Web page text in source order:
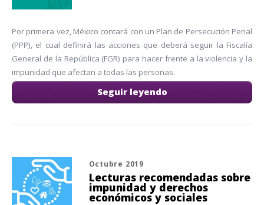
Por primera vez, México contará con un Plan de Persecución Penal
(PPP), el cual definirá las acciones que deberá seguir la Fiscalía
General de la República (FGR) para hacer frente a la violencia y la
impunidad que afectan a todas las personas.
Seguir leyendo
Octubre 2019
Lecturas recomendadas sobre
impunidad y derechos
económicos y sociales